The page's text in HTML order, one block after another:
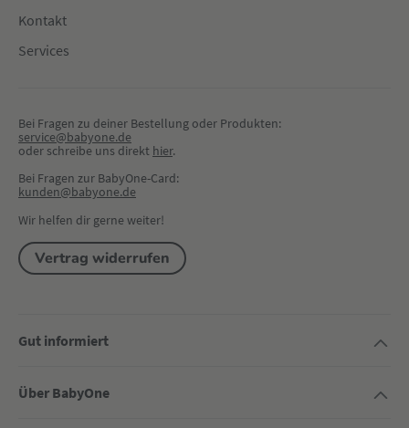
Kontakt
Services
Bei Fragen zu deiner Bestellung oder Produkten:
service@babyone.de
oder schreibe uns direkt hier.
Bei Fragen zur BabyOne-Card:
kunden@babyone.de
Wir helfen dir gerne weiter!
Vertrag widerrufen
Gut informiert
Über BabyOne